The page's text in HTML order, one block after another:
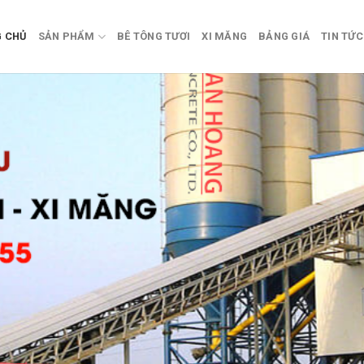
CHỦ SẢN PHẨM BÊ TÔNG TƯƠI XI MĂNG BẢNG GIÁ TIN TỨC